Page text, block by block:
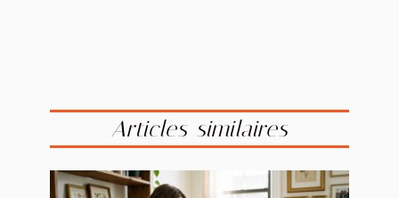
Articles similaires